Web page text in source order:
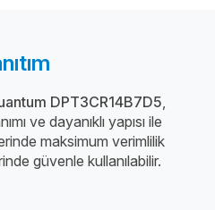
DPT3CR14B7D5,
ve dayanıklı yapısı ile
maksimum verimlilik
güvenle kullanılabilir.